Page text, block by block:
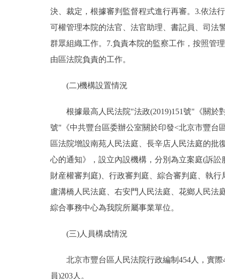
決、裁定，根據審判監督程式進行再審。3.依法
可權管理本院的法官、法官助理、書記員、司法
群眾組織工作。7.負責本院的監察工作，按照管
由區法院負責的工作。
(二)機構設置情況
根據最高人民法院"法政(2019)151號"《關於
號"《中共豐台區委辦公室關於印發<北京市豐台
區法院增設南苑人民法庭、長辛店人民法庭的批
心的通知》，設立內設機構，分別為立案庭(訴
財産權審判庭)、行政審判庭、綜合審判庭、執
盧溝橋人民法庭、右安門人民法庭、花鄉人民
綜合事務中心為我院所屬事業單位。
(三)人員構成情況
北京市豐台區人民法院行政編制454人，實際
員)203人。